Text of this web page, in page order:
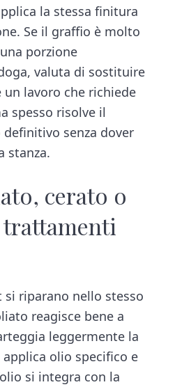
la stessa finitura
Se il graffio è molto
porzione
valuta di sostituire
lavoro che richiede
spesso risolve il
senza dover
stanza.
cerato o
riparano nello stesso
reagisce bene a
leggermente la
olio specifico e
si integra con la